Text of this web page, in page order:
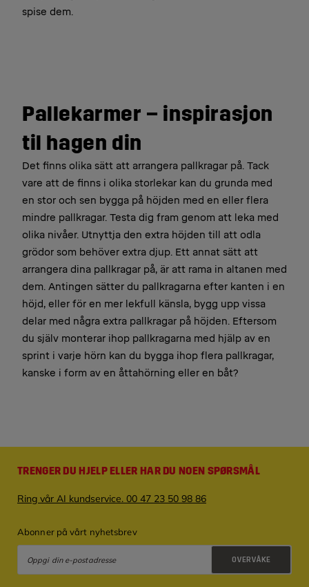
spise dem.
Pallekarmer – inspirasjon
til hagen din
Det finns olika sätt att arrangera pallkragar på. Tack
vare att de finns i olika storlekar kan du grunda med
en stor och sen bygga på höjden med en eller flera
mindre pallkragar. Testa dig fram genom att leka med
olika nivåer. Utnyttja den extra höjden till att odla
grödor som behöver extra djup. Ett annat sätt att
arrangera dina pallkragar på, är att rama in altanen med
dem. Antingen sätter du pallkragarna efter kanten i en
höjd, eller för en mer lekfull känsla, bygg upp vissa
delar med några extra pallkragar på höjden. Eftersom
du själv monterar ihop pallkragarna med hjälp av en
sprint i varje hörn kan du bygga ihop flera pallkragar,
kanske i form av en åttahörning eller en båt?
TRENGER DU HJELP ELLER HAR DU NOEN SPØRSMÅL
Ring vår AI kundservice. 00 47 23 50 98 86
Abonner på vårt nyhetsbrev
OVERVÅKE